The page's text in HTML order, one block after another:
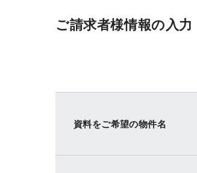
ご請求者様情報の入力
資料をご希望の物件名